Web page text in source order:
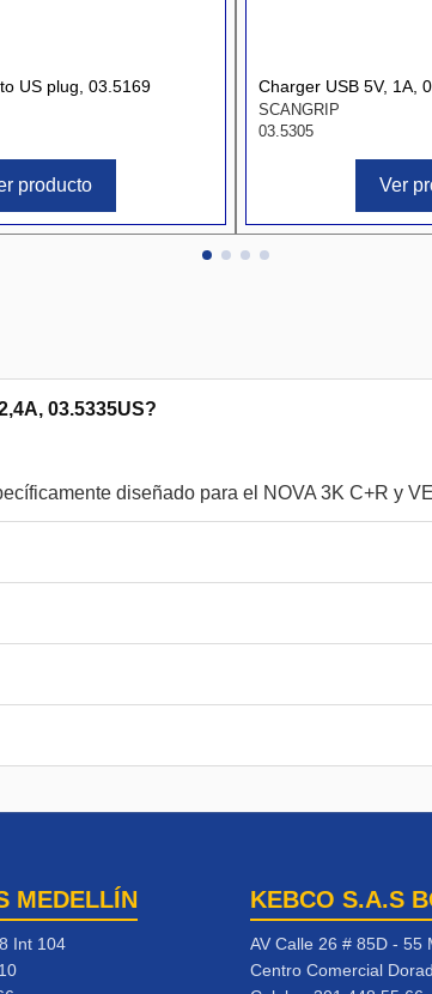
US plug, 03.5169
producto
Charger USB 5V, 1A,
SCANGRIP
03.5305
Ver
03.5335US?
MEDELLÍN
Int 104
KEBCO S.A.S
AV Calle 26 # 85D - 55
Centro Comercial